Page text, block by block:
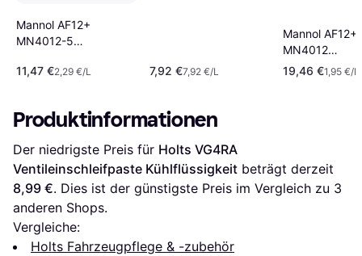
Mannol AF12+
MN4012-5
11,47 €2,29 €/L 7,92 €7,92 €/L
Mannol AF12+
MN4012
Kühlflüssigkeit
19,46 €1,95 €/L
Produktinformationen
Der niedrigste Preis für Holts VG4RA
Ventileinschleifpaste Kühlflüssigkeit
8,99 €. Dies ist der günstigste Preis im Vergleich zu 3
anderen Shops.
Vergleiche:
Holts Fahrzeugpflege & -zubehör